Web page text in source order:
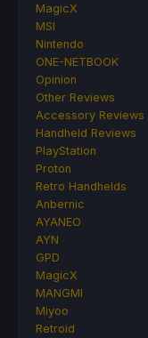
MagicX
MSI
Nintendo
ONE-NETBOOK
Opinion
Other Reviews
Accessory Reviews
Handheld Reviews
PlayStation
Proton
Retro Handhelds
Anbernic
AYANEO
AYN
GPD
MagicX
MANGMI
Miyoo
Retroid